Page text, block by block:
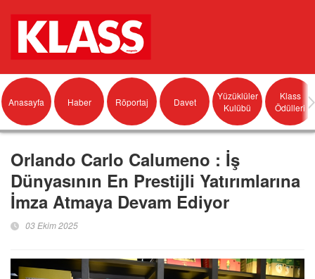
Anasayfa Haber Röportaj Davet
Yüzüklüler
Kulübü
Klass
Ödülleri
Orlando Carlo Calumeno : İş
Dünyasının En Prestijli Yatırımlarına
İmza Atmaya Devam Ediyor
03 Ekim 2025